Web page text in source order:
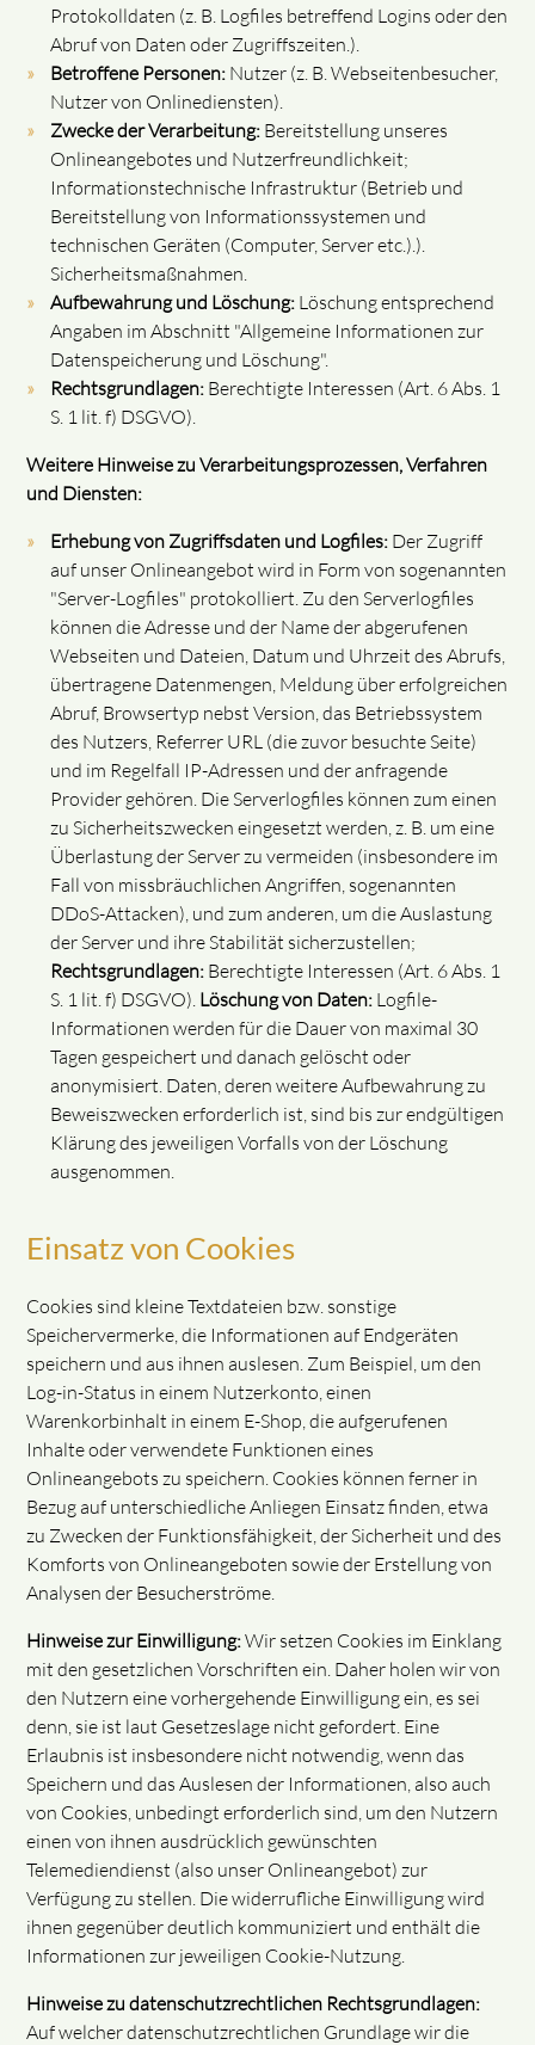
Protokolldaten (z. B. Logfiles betreffend Logins oder den
Abruf von Daten oder Zugriffszeiten.).
Betroffene Personen: Nutzer (z. B. Webseitenbesucher,
Nutzer von Onlinediensten).
Zwecke der Verarbeitung: Bereitstellung unseres
Onlineangebotes und Nutzerfreundlichkeit;
Informationstechnische Infrastruktur (Betrieb und
Bereitstellung von Informationssystemen und
technischen Geräten (Computer, Server etc.).).
Sicherheitsmaßnahmen.
Aufbewahrung und Löschung: Löschung entsprechend
Angaben im Abschnitt "Allgemeine Informationen zur
Datenspeicherung und Löschung".
Rechtsgrundlagen: Berechtigte Interessen (Art. 6 Abs. 1
S. 1 lit. f) DSGVO).
Weitere Hinweise zu Verarbeitungsprozessen, Verfahren
und Diensten:
Erhebung von Zugriffsdaten und Logfiles: Der Zugriff
auf unser Onlineangebot wird in Form von sogenannten
"Server-Logfiles" protokolliert. Zu den Serverlogfiles
können die Adresse und der Name der abgerufenen
Webseiten und Dateien, Datum und Uhrzeit des Abrufs,
übertragene Datenmengen, Meldung über erfolgreichen
Abruf, Browsertyp nebst Version, das Betriebssystem
des Nutzers, Referrer URL (die zuvor besuchte Seite)
und im Regelfall IP-Adressen und der anfragende
Provider gehören. Die Serverlogfiles können zum einen
zu Sicherheitszwecken eingesetzt werden, z. B. um eine
Überlastung der Server zu vermeiden (insbesondere im
Fall von missbräuchlichen Angriffen, sogenannten
DDoS-Attacken), und zum anderen, um die Auslastung
der Server und ihre Stabilität sicherzustellen;
Rechtsgrundlagen: Berechtigte Interessen (Art. 6 Abs. 1
S. 1 lit. f) DSGVO). Löschung von Daten: Logfile-
Informationen werden für die Dauer von maximal 30
Tagen gespeichert und danach gelöscht oder
anonymisiert. Daten, deren weitere Aufbewahrung zu
Beweiszwecken erforderlich ist, sind bis zur endgültigen
Klärung des jeweiligen Vorfalls von der Löschung
ausgenommen.
Einsatz von Cookies
Cookies sind kleine Textdateien bzw. sonstige
Speichervermerke, die Informationen auf Endgeräten
speichern und aus ihnen auslesen. Zum Beispiel, um den
Log-in-Status in einem Nutzerkonto, einen
Warenkorbinhalt in einem E-Shop, die aufgerufenen
Inhalte oder verwendete Funktionen eines
Onlineangebots zu speichern. Cookies können ferner in
Bezug auf unterschiedliche Anliegen Einsatz finden, etwa
zu Zwecken der Funktionsfähigkeit, der Sicherheit und des
Komforts von Onlineangeboten sowie der Erstellung von
Analysen der Besucherströme.
Hinweise zur Einwilligung:Wir setzen Cookies im Einklang
mit den gesetzlichen Vorschriften ein. Daher holen wir von
den Nutzern eine vorhergehende Einwilligung ein, es sei
denn, sie ist laut Gesetzeslage nicht gefordert. Eine
Erlaubnis ist insbesondere nicht notwendig, wenn das
Speichern und das Auslesen der Informationen, also auch
von Cookies, unbedingt erforderlich sind, um den Nutzern
einen von ihnen ausdrücklich gewünschten
Telemediendienst (also unser Onlineangebot) zur
Verfügung zu stellen. Die widerrufliche Einwilligung wird
ihnen gegenüber deutlich kommuniziert und enthält die
Informationen zur jeweiligen Cookie-Nutzung.
Hinweise zu datenschutzrechtlichen Rechtsgrundlagen:
Auf welcher datenschutzrechtlichen Grundlage wir die